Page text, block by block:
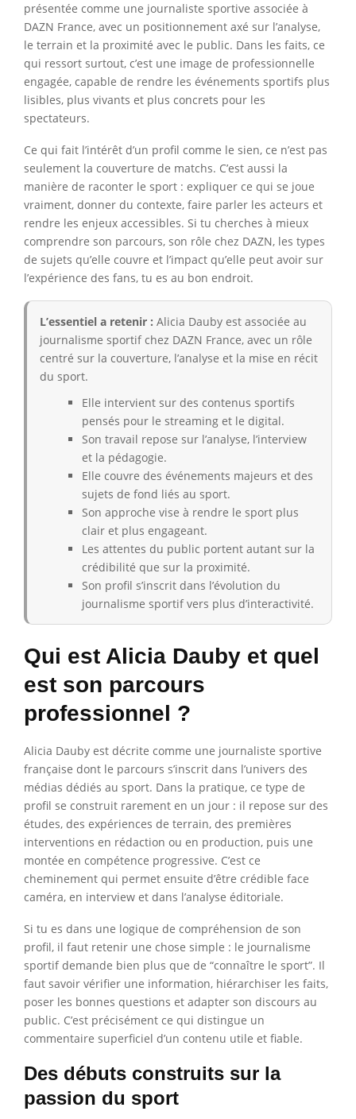
présentée comme une journaliste sportive associée à
DAZN France, avec un positionnement axé sur l’analyse,
le terrain et la proximité avec le public. Dans les faits, ce
qui ressort surtout, c’est une image de professionnelle
engagée, capable de rendre les événements sportifs plus
lisibles, plus vivants et plus concrets pour les
spectateurs.
Ce qui fait l’intérêt d’un profil comme le sien, ce n’est pas
seulement la couverture de matchs. C’est aussi la
manière de raconter le sport : expliquer ce qui se joue
vraiment, donner du contexte, faire parler les acteurs et
rendre les enjeux accessibles. Si tu cherches à mieux
comprendre son parcours, son rôle chez DAZN, les types
de sujets qu’elle couvre et l’impact qu’elle peut avoir sur
l’expérience des fans, tu es au bon endroit.
L’essentiel a retenir : Alicia Dauby est associée au
journalisme sportif chez DAZN France, avec un rôle
centré sur la couverture, l’analyse et la mise en récit
du sport.
Elle intervient sur des contenus sportifs
pensés pour le streaming et le digital.
Son travail repose sur l’analyse, l’interview
et la pédagogie.
Elle couvre des événements majeurs et des
sujets de fond liés au sport.
Son approche vise à rendre le sport plus
clair et plus engageant.
Les attentes du public portent autant sur la
crédibilité que sur la proximité.
Son profil s’inscrit dans l’évolution du
journalisme sportif vers plus d’interactivité.
Qui est Alicia Dauby et quel
est son parcours
professionnel ?
Alicia Dauby est décrite comme une journaliste sportive
française dont le parcours s’inscrit dans l’univers des
médias dédiés au sport. Dans la pratique, ce type de
profil se construit rarement en un jour : il repose sur des
études, des expériences de terrain, des premières
interventions en rédaction ou en production, puis une
montée en compétence progressive. C’est ce
cheminement qui permet ensuite d’être crédible face
caméra, en interview et dans l’analyse éditoriale.
Si tu es dans une logique de compréhension de son
profil, il faut retenir une chose simple : le journalisme
sportif demande bien plus que de “connaître le sport”. Il
faut savoir vérifier une information, hiérarchiser les faits,
poser les bonnes questions et adapter son discours au
public. C’est précisément ce qui distingue un
commentaire superficiel d’un contenu utile et fiable.
Des débuts construits sur la
passion du sport